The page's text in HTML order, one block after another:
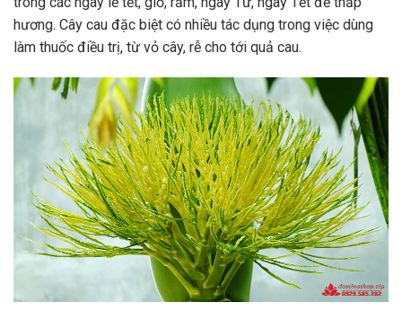
hương. Cây cau đặc biệt có nhiều tác dụng trong việc dùng
làm thuốc điều trị, từ vỏ cây, rễ cho tới quả cau.